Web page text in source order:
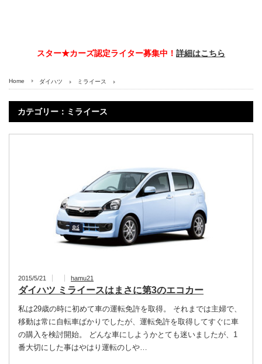
スター★カーズ認定ライター募集中！ 詳細はこちら
Home ダイハツ ミライース
カテゴリー：ミライース
2015/5/21 hamu21
ダイハツ ミライースはまさに第3のエコカー
私は29歳の時に初めて車の運転免許を取得。 それまでは主婦で、
移動は常に自転車ばかりでしたが、運転免許を取得してすぐに車
の購入を検討開始。 どんな車にしようかとても迷いましたが、1
番大切にした事はやはり運転のしや…